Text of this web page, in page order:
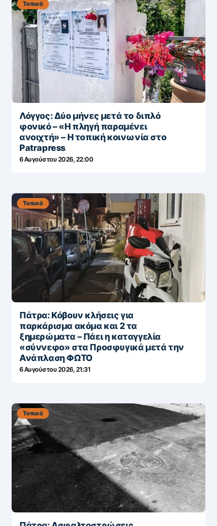
Τοπικά
Λόγγος: Δύο μήνες μετά το διπλό
φονικό – «H πληγή παραμένει
ανοιχτή» – Η τοπική κοινωνία στο
Patrapress
6 Αυγούστου 2026, 22:00
Τοπικά
Πάτρα: Κόβουν κλήσεις για
παρκάρισμα ακόμα και 2 τα
ξημερώματα – Πάει η καταγγελία
«σύννεφο» στα Προσφυγικά μετά την
Ανάπλαση ΦΩΤΟ
6 Αυγούστου 2026, 21:31
Τοπικά